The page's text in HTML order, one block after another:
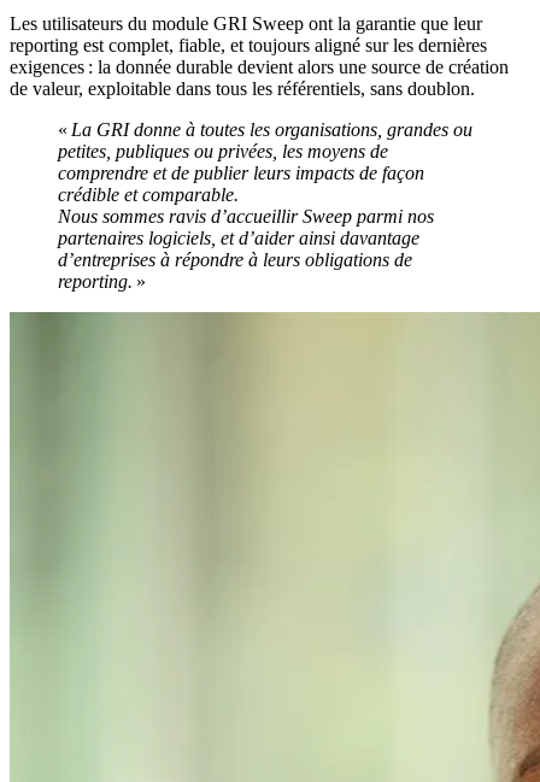
Les utilisateurs du module GRI Sweep ont la garantie que leur
reporting est complet, fiable, et toujours aligné sur les dernières
exigences : la donnée durable devient alors une source de création
de valeur, exploitable dans tous les référentiels, sans doublon.
« La GRI donne à toutes les organisations, grandes ou
petites, publiques ou privées, les moyens de
comprendre et de publier leurs impacts de façon
crédible et comparable.
Nous sommes ravis d’accueillir Sweep parmi nos
partenaires logiciels, et d’aider ainsi davantage
d’entreprises à répondre à leurs obligations de
reporting. »